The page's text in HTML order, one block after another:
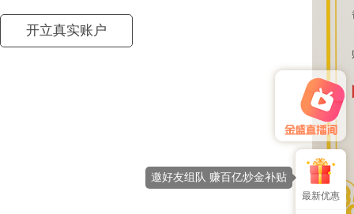
最新优惠
邀好友组队 赚百亿炒金补贴
开立真实账户